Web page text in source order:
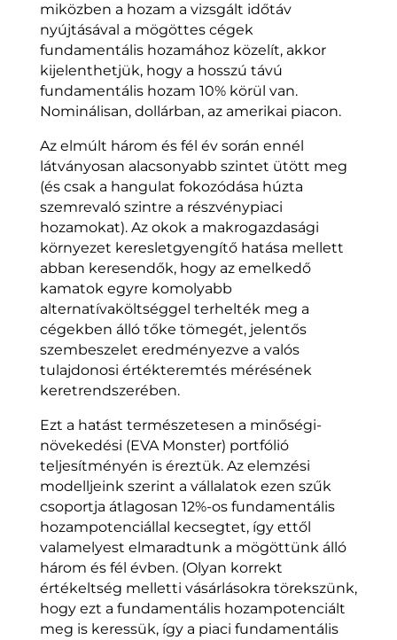
miközben a hozam a vizsgált időtáv
nyújtásával a mögöttes cégek
fundamentális hozamához közelít, akkor
kijelenthetjük, hogy a hosszú távú
fundamentális hozam 10% körül van.
Nominálisan, dollárban, az amerikai piacon.
Az elmúlt három és fél év során ennél
látványosan alacsonyabb szintet ütött meg
(és csak a hangulat fokozódása húzta
szemrevaló szintre a részvénypiaci
hozamokat). Az okok a makrogazdasági
környezet keresletgyengítő hatása mellett
abban keresendők, hogy az emelkedő
kamatok egyre komolyabb
alternatívaköltséggel terhelték meg a
cégekben álló tőke tömegét, jelentős
szembeszelet eredményezve a valós
tulajdonosi értékteremtés mérésének
keretrendszerében.
Ezt a hatást természetesen a minőségi-
növekedési (EVA Monster) portfólió
teljesítményén is éreztük. Az elemzési
modelljeink szerint a vállalatok ezen szűk
csoportja átlagosan 12%-os fundamentális
hozampotenciállal kecsegtet, így ettől
valamelyest elmaradtunk a mögöttünk álló
három és fél évben. (Olyan korrekt
értékeltség melletti vásárlásokra törekszünk,
hogy ezt a fundamentális hozampotenciált
meg is keressük, így a piaci fundamentális